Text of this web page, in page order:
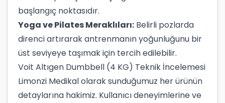
başlangıç noktasıdır.
Yoga ve Pilates Meraklıları: Belirli pozlarda
direnci artırarak antrenmanın yoğunluğunu bir
üst seviyeye taşımak için tercih edilebilir.
Voit Altıgen Dumbbell (4 KG) Teknik İncelemesi
Limonzi Medikal olarak sunduğumuz her ürünün
detaylarına hakimiz. Kullanıcı deneyimlerine ve